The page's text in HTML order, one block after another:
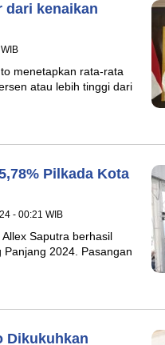
dari kenaikan
menetapkan rata-rata
atau lebih tinggi dari
Pilkada Kota
- 00:21 WIB
Saputra berhasil
2024. Pasangan
Dikukuhkan